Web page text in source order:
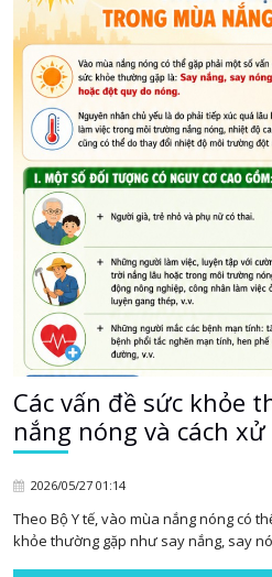
Các vấn đề sức khỏe
nắng nóng và cách
2026/05/27 01:14
Theo Bộ Y tế, vào mùa nắng nóng có
khỏe thường gặp như say nắng, say